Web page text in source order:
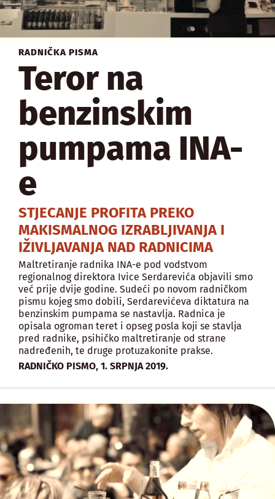
RADNIČKA PISMA
Teror na
benzinskim
pumpama INA-
e
STJECANJE PROFITA PREKO
MAKISMALNOG IZRABLJIVANJA I
IŽIVLJAVANJA NAD RADNICIMA
Maltretiranje radnika INA-e pod vodstvom
regionalnog direktora Ivice Serdarevića objavili smo
već prije dvije godine. Sudeći po novom radničkom
pismu kojeg smo dobili, Serdarevićeva diktatura na
benzinskim pumpama se nastavlja. Radnica je
opisala ogroman teret i opseg posla koji se stavlja
pred radnike, psihičko maltretiranje od strane
nadređenih, te druge protuzakonite prakse.
RADNIČKO PISMO, 1. SRPNJA 2019.